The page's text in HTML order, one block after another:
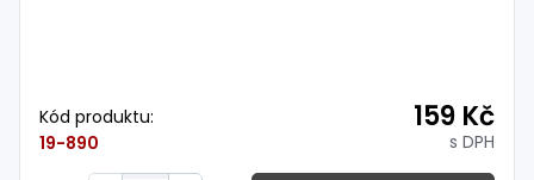
Kód produktu:
19-890
159 Kč
s DPH